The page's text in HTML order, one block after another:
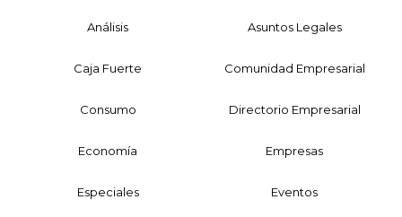
Análisis Asuntos Legales
Caja Fuerte Comunidad Empresarial
Consumo Directorio Empresarial
Economía Empresas
Especiales Eventos